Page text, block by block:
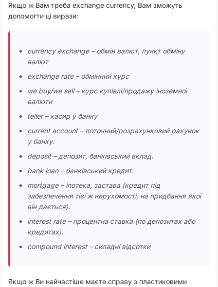
Якщо ж Вам треба exchange currency, Вам зможуть
допомогти ці вирази:
currency exchange – обмін валют, пункт обміну
валют
exchange rate – обмінний курс
we buy/we sell – курс купівлі/продажу іноземної
валюти
teller – касир у банку
current account – поточний/розрахунковий рахунок
у банку.
deposit – депозит, банківський вклад.
bank loan – банківський кредит.
mortgage – іпотека, застава (кредит під
забезпечення тієї ж нерухомості, на придбання якої
він дається).
interest rate – процентна ставка (по депозитах або
кредитах).
compound interest – складні відсотки
Якщо ж Ви найчастіше маєте справу з пластиковими